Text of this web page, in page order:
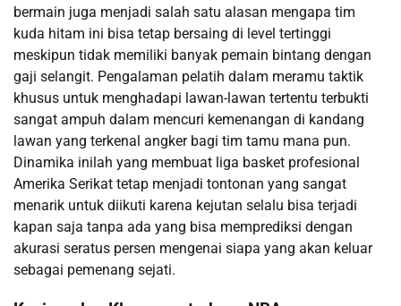
bermain juga menjadi salah satu alasan mengapa tim
kuda hitam ini bisa tetap bersaing di level tertinggi
meskipun tidak memiliki banyak pemain bintang dengan
gaji selangit. Pengalaman pelatih dalam meramu taktik
khusus untuk menghadapi lawan-lawan tertentu terbukti
sangat ampuh dalam mencuri kemenangan di kandang
lawan yang terkenal angker bagi tim tamu mana pun.
Dinamika inilah yang membuat liga basket profesional
Amerika Serikat tetap menjadi tontonan yang sangat
menarik untuk diikuti karena kejutan selalu bisa terjadi
kapan saja tanpa ada yang bisa memprediksi dengan
akurasi seratus persen mengenai siapa yang akan keluar
sebagai pemenang sejati.